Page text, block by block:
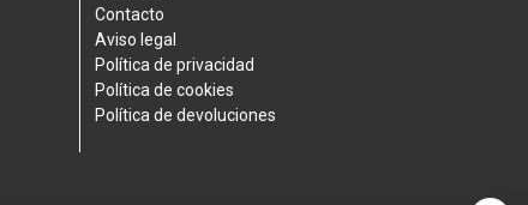
Contacto
Aviso legal
Política de privacidad
Política de cookies
Política de devoluciones